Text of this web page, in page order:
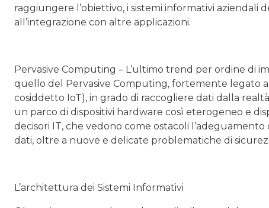
raggiungere l’obiettivo, i sistemi informativi aziendali
all’integrazione con altre applicazioni.
Pervasive Computing – L’ultimo trend per ordine di
quello del Pervasive Computing, fortemente legato
cosiddetto IoT), in grado di raccogliere dati dalla
un parco di dispositivi hardware così eterogeneo e
decisori IT, che vedono come ostacoli
dati, oltre a nuove e delicate problematiche di
L’architettura dei Sistemi Informativi